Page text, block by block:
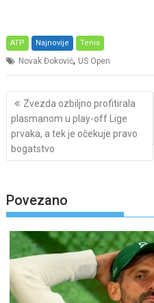
ATP Najnovije Tenis
Novak Đoković, US Open
Post
navigation
Zvezda ozbiljno profitirala
plasmanom u play-off Lige
prvaka, a tek je očekuje pravo
bogatstvo
Povezano